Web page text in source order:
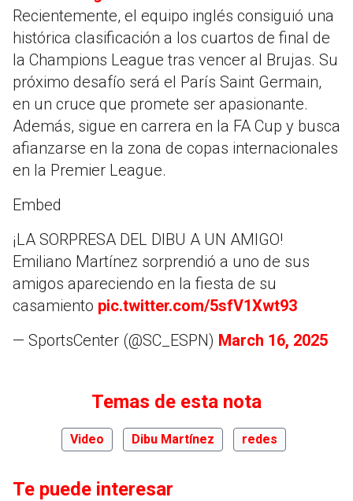
Recientemente, el equipo inglés consiguió una
histórica clasificación a los cuartos de final de
la Champions League tras vencer al Brujas. Su
próximo desafío será el París Saint Germain,
en un cruce que promete ser apasionante.
Además, sigue en carrera en la FA Cup y busca
afianzarse en la zona de copas internacionales
en la Premier League.
Embed
¡LA SORPRESA DEL DIBU A UN AMIGO!
Emiliano Martínez sorprendió a uno de sus
amigos apareciendo en la fiesta de su
casamiento pic.twitter.com/5sfV1Xwt93
— SportsCenter (@SC_ESPN) March 16, 2025
Temas de esta nota
Video Dibu Martínez redes
Te puede interesar